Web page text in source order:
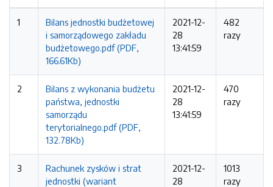
1
Bilans jednostki budżetowej
i samorządowego zakładu
budżetowego.pdf (PDF,
166.61Kb)
2021-12-
28
13:41:59
482
razy
2
Bilans z wykonania budżetu
państwa, jednostki
samorządu
terytorialnego.pdf (PDF,
132.78Kb)
2021-12-
28
13:41:59
470
razy
3
Rachunek zysków i strat
jednostki (wariant
2021-12-
28
1013
razy